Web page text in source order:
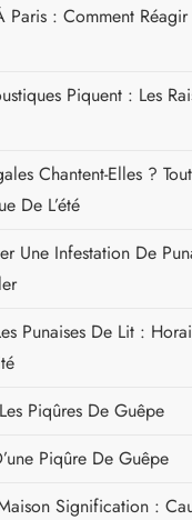
Paris : Comment
Piquent : Les
Chantent-Elles ?
De L’été
Une Infestation De
Punaises De Lit :
Piqûres De Guêpe
Piqûre De Guêpe
Signification :